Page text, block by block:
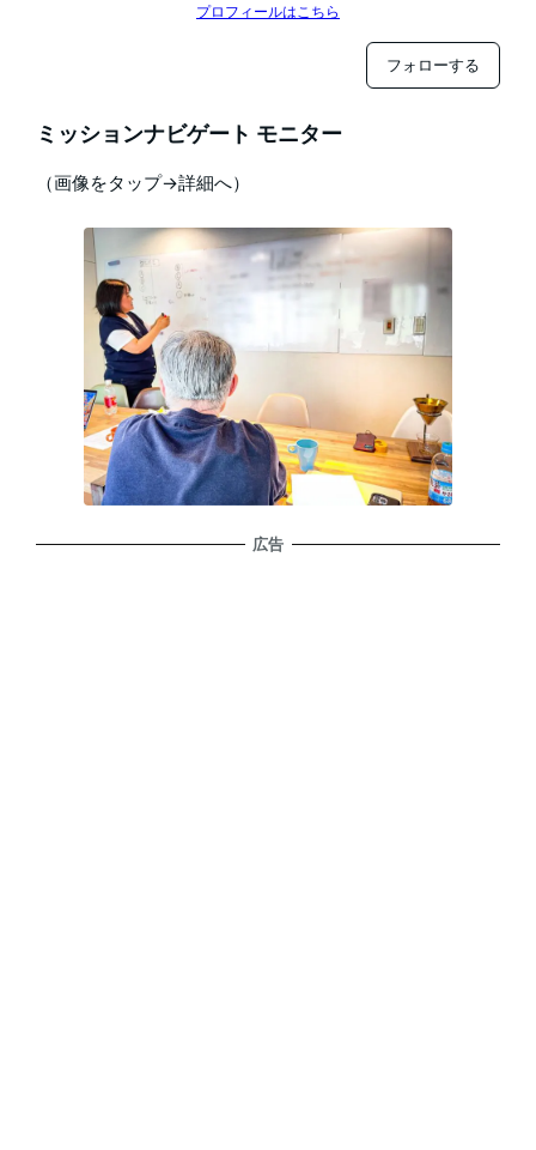
プロフィールはこちら
フォローする
ミッションナビゲート モニター
（画像をタップ→詳細へ）
広告